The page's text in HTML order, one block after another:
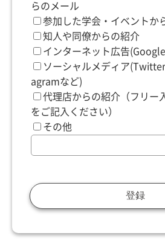
らのメール
参加した学会・イベントか
知人や同僚からの紹介
インターネット広告
ソーシャルメディア
agramなど)
代理店からの紹介（フリー
をご記入ください）
その他